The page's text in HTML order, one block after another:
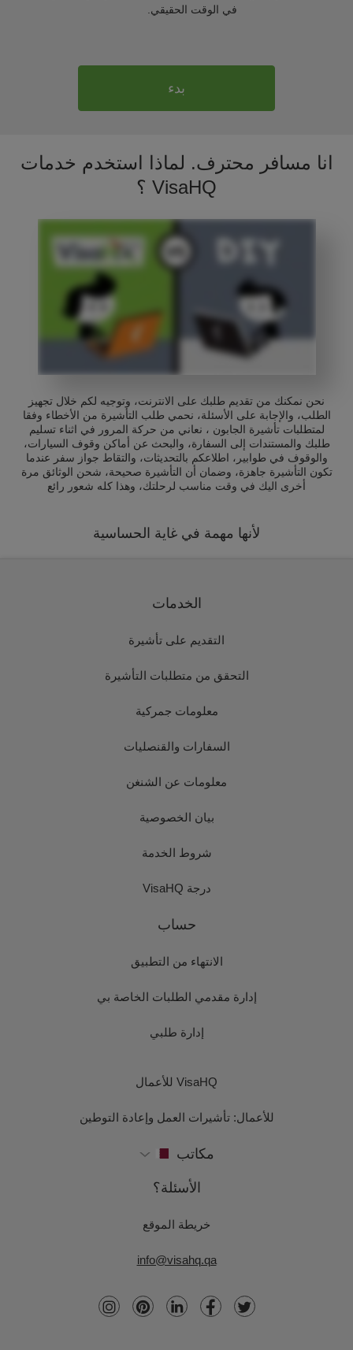
في الوقت الحقيقي.
بدء
انا مسافر محترف. لماذا استخدم خدمات
VisaHQ ؟
نحن نمكنك من تقديم طلبك على الانترنت، وتوجيه لكم خلال تجهيز
الطلب، والإجابة على الأسئلة، نحمي طلب التأشيرة من الأخطاء وفقا
لمتطلبات تأشيرة الجابون ، نعاني من حركة المرور في اثناء تسليم
طلبك والمستندات إلى السفارة، والبحث عن أماكن وقوف السيارات،
والوقوف في طوابير، اطلاعكم بالتحديثات، والتقاط جواز سفر عندما
تكون التأشيرة جاهزة، وضمان أن التأشيرة صحيحة، شحن الوثائق مرة
أخرى اليك في وقت مناسب لرحلتك، وهذا كله شعور رائع
لأنها مهمة في غاية الحساسية
الخدمات
التقديم على تأشيرة
التحقق من متطلبات التأشيرة
معلومات جمركية
السفارات والقنصليات
معلومات عن الشنغن
بيان الخصوصية
شروط الخدمة
درجة VisaHQ
حساب
الانتهاء من التطبيق
إدارة مقدمي الطلبات الخاصة بي
إدارة طلبي
VisaHQ للأعمال
للأعمال: تأشيرات العمل وإعادة التوطين
مكاتب
الأسئلة؟
خريطة الموقع
info@visahq.qa